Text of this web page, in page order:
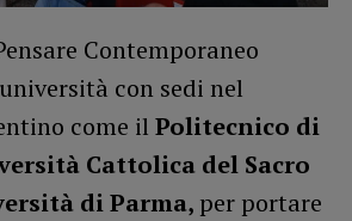
Contemporaneo
con sedi nel
come il Politecnico di
Cattolica del Sacro
di Parma, per portare